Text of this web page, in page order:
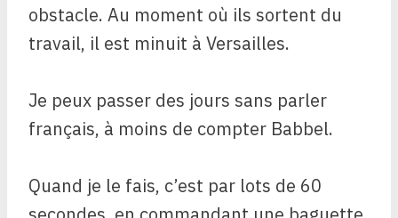
obstacle. Au moment où ils sortent du
travail, il est minuit à Versailles.
Je peux passer des jours sans parler
français, à moins de compter Babbel.
Quand je le fais, c’est par lots de 60